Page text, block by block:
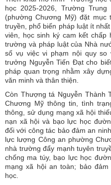
học 2025-2026, Trường
(phường Chương Mỹ) đặt mục
truyền, phổ biến pháp luật ít
viên, học sinh ký cam kết chấp
trường và pháp luật của Nhà
số vụ việc vi phạm nội quy
trưởng Nguyễn Tiến Đạt cho
pháp quan trọng nhằm xây
văn minh và thân thiện.
Còn Thượng tá Nguyễn Thành
Chương Mỹ thông tin, tình
thông, sử dụng mạng xã hội
nạn xã hội và bạo lực học
đối với công tác bảo đảm an
lực lượng Công an phường
nhà trường đẩy mạnh tuyên
chống ma túy, bạo lực học
mạng xã hội an toàn; bảo
học.